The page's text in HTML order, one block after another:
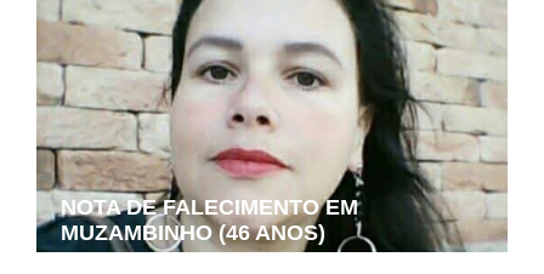
NOTA DE FALECIMENTO EM
MUZAMBINHO (46 ANOS)